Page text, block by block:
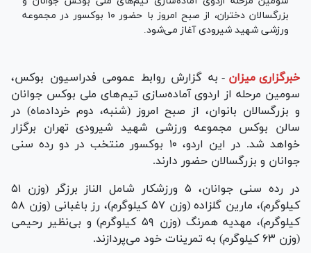
بزرگسالان دختران، از صبح امروز با حضور ۱۰ بوکسور در مجموعه
ورزشی شهید شیرودی آغاز می‌شود.
خبرگزاری میزان - به گزارش روابط عمومی فدراسیون بوکس،
سومین مرحله از اردوی آماده‌سازی تیم‌های ملی بوکس جوانان
و بزرگسالان بانوان، از صبح امروز (شنبه، دوم خردادماه) در
سالن بوکس مجموعه ورزشی شهید شیرودی تهران برگزار
خواهد شد. در این اردو، ۱۰ بوکسور منتخب در دو رده سنی
جوانان و بزرگسالان حضور دارند.
در رده سنی جوانان، ۵ ورزشکار شامل الناز برزگر (وزن ۵۱
کیلوگرم)، مارین گلزاده (وزن ۵۷ کیلوگرم)، رز باغبانی (وزن ۵۸
کیلوگرم)، مهدیه همرنگ (وزن ۵۹ کیلوگرم) و بی‌نظیر رحیمی
(وزن ۶۳ کیلوگرم) به تمرینات خود می‌پردازند.